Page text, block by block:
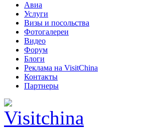
Авиа
Услуги
Визы и посольства
Фотогалереи
Видео
Форум
Блоги
Реклама на VisitChina
Контакты
Партнеры